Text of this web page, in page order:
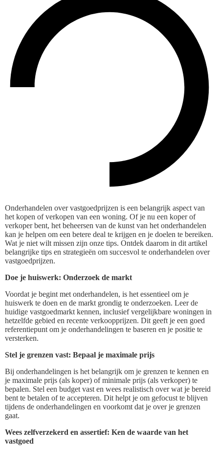
Onderhandelen over vastgoedprijzen is een belangrijk aspect van
het kopen of verkopen van een woning. Of je nu een koper of
verkoper bent, het beheersen van de kunst van het onderhandelen
kan je helpen om een betere deal te krijgen en je doelen te bereiken.
Wat je niet wilt missen zijn onze tips. Ontdek daarom in dit artikel
belangrijke tips en strategieën om succesvol te onderhandelen over
vastgoedprijzen.
Doe je huiswerk: Onderzoek de markt
Voordat je begint met onderhandelen, is het essentieel om je
huiswerk te doen en de markt grondig te onderzoeken. Leer de
huidige vastgoedmarkt kennen, inclusief vergelijkbare woningen in
hetzelfde gebied en recente verkoopprijzen. Dit geeft je een goed
referentiepunt om je onderhandelingen te baseren en je positie te
versterken.
Stel je grenzen vast: Bepaal je maximale prijs
Bij onderhandelingen is het belangrijk om je grenzen te kennen en
je maximale prijs (als koper) of minimale prijs (als verkoper) te
bepalen. Stel een budget vast en wees realistisch over wat je bereid
bent te betalen of te accepteren. Dit helpt je om gefocust te blijven
tijdens de onderhandelingen en voorkomt dat je over je grenzen
gaat.
Wees zelfverzekerd en assertief: Ken de waarde van het
vastgoed